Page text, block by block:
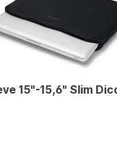
15"-15,6" Slim